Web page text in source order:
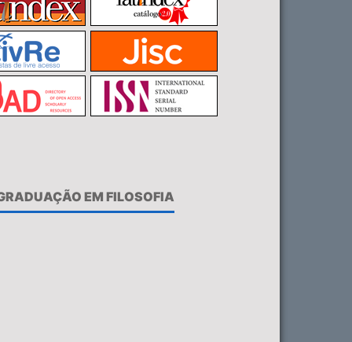
EM FILOSOFIA